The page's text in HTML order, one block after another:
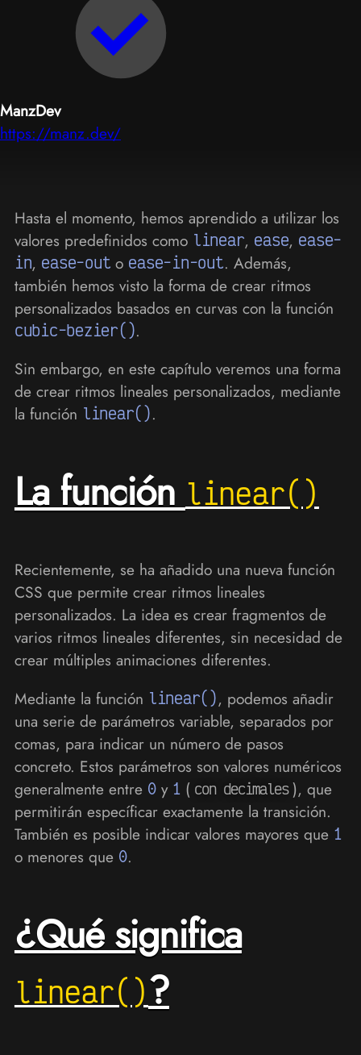
ManzDev
https://manz.dev/
Hasta el momento, hemos aprendido a utilizar los
valores predefinidos como linear, ease, ease-
in, ease-out o ease-in-out. Además,
también hemos visto la forma de crear ritmos
personalizados basados en curvas con la función
cubic-bezier().
Sin embargo, en este capítulo veremos una forma
de crear ritmos lineales personalizados, mediante
la función linear().
La funciónlinear()
Recientemente, se ha añadido una nueva función
CSS que permite crear ritmos lineales
personalizados. La idea es crear fragmentos de
varios ritmos lineales diferentes, sin necesidad de
crear múltiples animaciones diferentes.
Mediante la función linear(), podemos añadir
una serie de parámetros variable, separados por
comas, para indicar un número de pasos
concreto. Estos parámetros son valores numéricos
generalmente entre 0y 1 ( con decimales ), que
permitirán específicar exactamente la transición.
También es posible indicar valores mayores que 1
o menores que 0.
¿Qué significa
linear()?